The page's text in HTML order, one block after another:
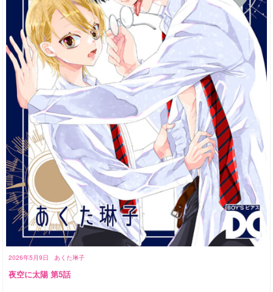
2026年5月9日 あくた琳子
夜空に太陽 第5話